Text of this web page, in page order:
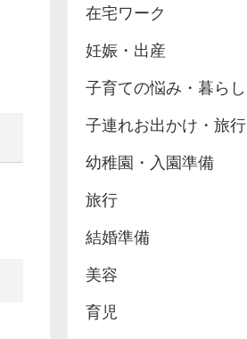
在宅ワーク
妊娠・出産
子育ての悩み・暮らし
子連れお出かけ・旅行
幼稚園・入園準備
旅行
結婚準備
美容
育児